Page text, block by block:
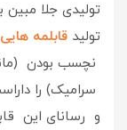
تولیدی جلا
تولید قابلمه
نچسب بودن
سرامیک) را
و رسانای این